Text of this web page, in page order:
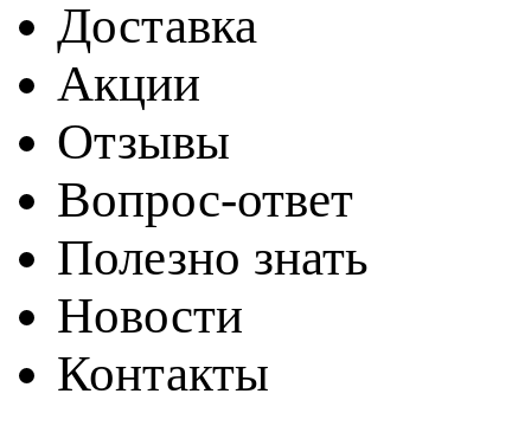
Доставка
Акции
Отзывы
Вопрос-ответ
Полезно знать
Новости
Контакты